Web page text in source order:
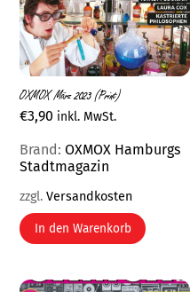
OXMOX März 2023 (Print)
€3,90 inkl. MwSt.
Brand:OXMOX Hamburgs
Stadtmagazin
zzgl.Versandkosten
In den Warenkorb